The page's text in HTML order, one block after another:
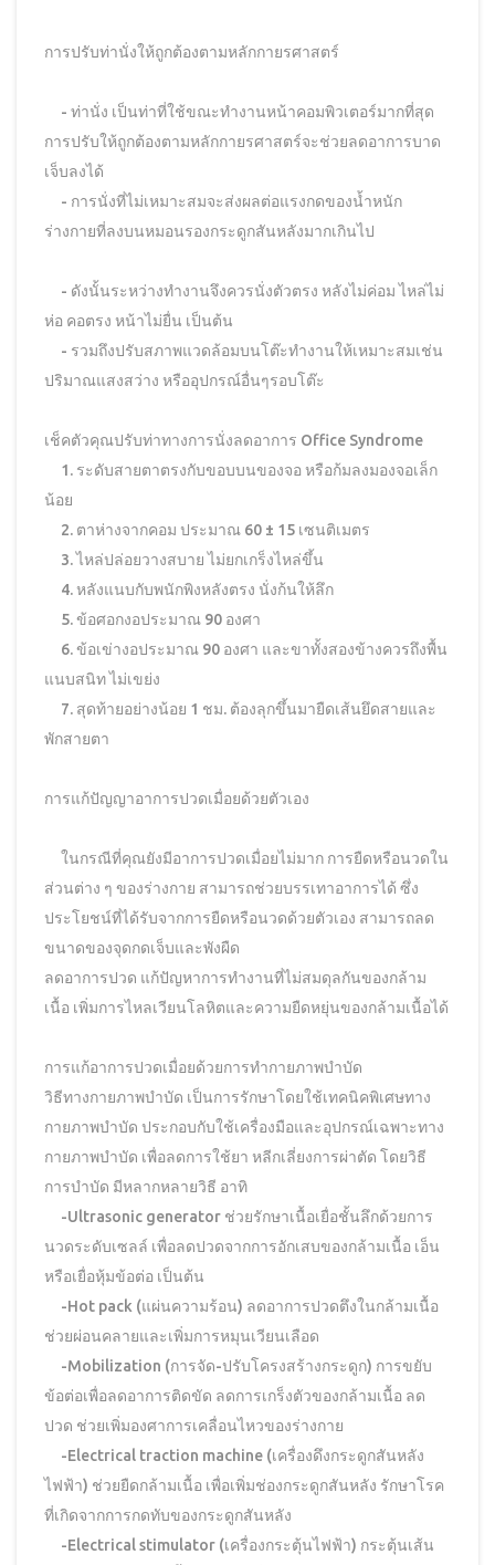
การปรับท่านั่งให้ถูกต้องตามหลักกายรศาสตร์
- ท่านั่ง เป็นท่าที่ใช้ขณะทำงานหน้าคอมพิวเตอร์มากที่สุด
การปรับให้ถูกต้องตามหลักกายรศาสตร์จะช่วยลดอาการบาด
เจ็บลงได้
- การนั่งที่ไม่เหมาะสมจะส่งผลต่อแรงกดของน้ำหนัก
ร่างกายที่ลงบนหมอนรองกระดูกสันหลังมากเกินไป
- ดังนั้นระหว่างทำงานจึงควรนั่งตัวตรง หลังไม่ค่อม ไหล่ไม่
ห่อ คอตรง หน้าไม่ยื่น เป็นต้น
- รวมถึงปรับสภาพแวดล้อมบนโต๊ะทำงานให้เหมาะสมเช่น
ปริมาณแสงสว่าง หรืออุปกรณ์อื่นๆรอบโต๊ะ
เช็คตัวคุณปรับท่าทางการนั่งลดอาการ Office Syndrome
1. ระดับสายตาตรงกับขอบบนของจอ หรือก้มลงมองจอเล็ก
น้อย
2. ตาห่างจากคอม ประมาณ 60 ± 15 เซนติเมตร
3. ไหล่ปล่อยวางสบาย ไม่ยกเกร็งไหล่ขึ้น
4. หลังแนบกับพนักพิงหลังตรง นั่งก้นให้ลึก
5. ข้อศอกงอประมาณ 90 องศา
6. ข้อเข่างอประมาณ 90 องศา และขาทั้งสองข้างควรถึงพื้น
แนบสนิท ไม่เขย่ง
7. สุดท้ายอย่างน้อย 1 ชม. ต้องลุกขึ้นมายืดเส้นยึดสายและ
พักสายตา
การแก้ปัญญาอาการปวดเมื่อยด้วยตัวเอง
ในกรณีที่คุณยังมีอาการปวดเมื่อยไม่มาก การยืดหรือนวดใน
ส่วนต่าง ๆ ของร่างกาย สามารถช่วยบรรเทาอาการได้ ซึ่ง
ประโยชน์ที่ได้รับจากการยืดหรือนวดด้วยตัวเอง สามารถลด
ขนาดของจุดกดเจ็บและพังผืด
ลดอาการปวด แก้ปัญหาการทำงานที่ไม่สมดุลกันของกล้าม
เนื้อ เพิ่มการไหลเวียนโลหิตและความยืดหยุ่นของกล้ามเนื้อได้
การแก้อาการปวดเมื่อยด้วยการทำกายภาพบำบัด
วิธีทางกายภาพบำบัด เป็นการรักษาโดยใช้เทคนิคพิเศษทาง
กายภาพบำบัด ประกอบกับใช้เครื่องมือและอุปกรณ์เฉพาะทาง
กายภาพบำบัด เพื่อลดการใช้ยา หลีกเลี่ยงการผ่าตัด โดยวิธี
การบำบัด มีหลากหลายวิธี อาทิ
-Ultrasonic generator ช่วยรักษาเนื้อเยื่อชั้นลึกด้วยการ
นวดระดับเซลล์ เพื่อลดปวดจากการอักเสบของกล้ามเนื้อ เอ็น
หรือเยื่อหุ้มข้อต่อ เป็นต้น
-Hot pack (แผ่นความร้อน) ลดอาการปวดตึงในกล้ามเนื้อ
ช่วยผ่อนคลายและเพิ่มการหมุนเวียนเลือด
-Mobilization (การจัด-ปรับโครงสร้างกระดูก) การขยับ
ข้อต่อเพื่อลดอาการติดขัด ลดการเกร็งตัวของกล้ามเนื้อ ลด
ปวด ช่วยเพิ่มองศาการเคลื่อนไหวของร่างกาย
-Electrical traction machine (เครื่องดึงกระดูกสันหลัง
ไฟฟ้า) ช่วยยืดกล้ามเนื้อ เพื่อเพิ่มช่องกระดูกสันหลัง รักษาโรค
ที่เกิดจากการกดทับของกระดูกสันหลัง
-Electrical stimulator (เครื่องกระตุ้นไฟฟ้า) กระตุ้นเส้น